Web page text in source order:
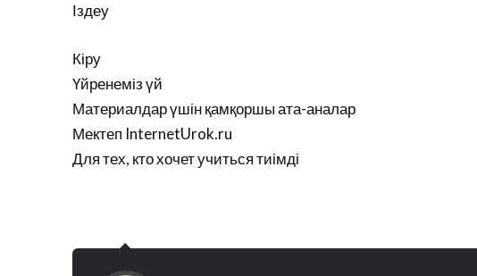
Іздеу
Кіру
Үйренеміз үй
Материалдар үшін қамқоршы ата-аналар
Мектеп InternetUrok.ru
Для тех, кто хочет учиться тиімді